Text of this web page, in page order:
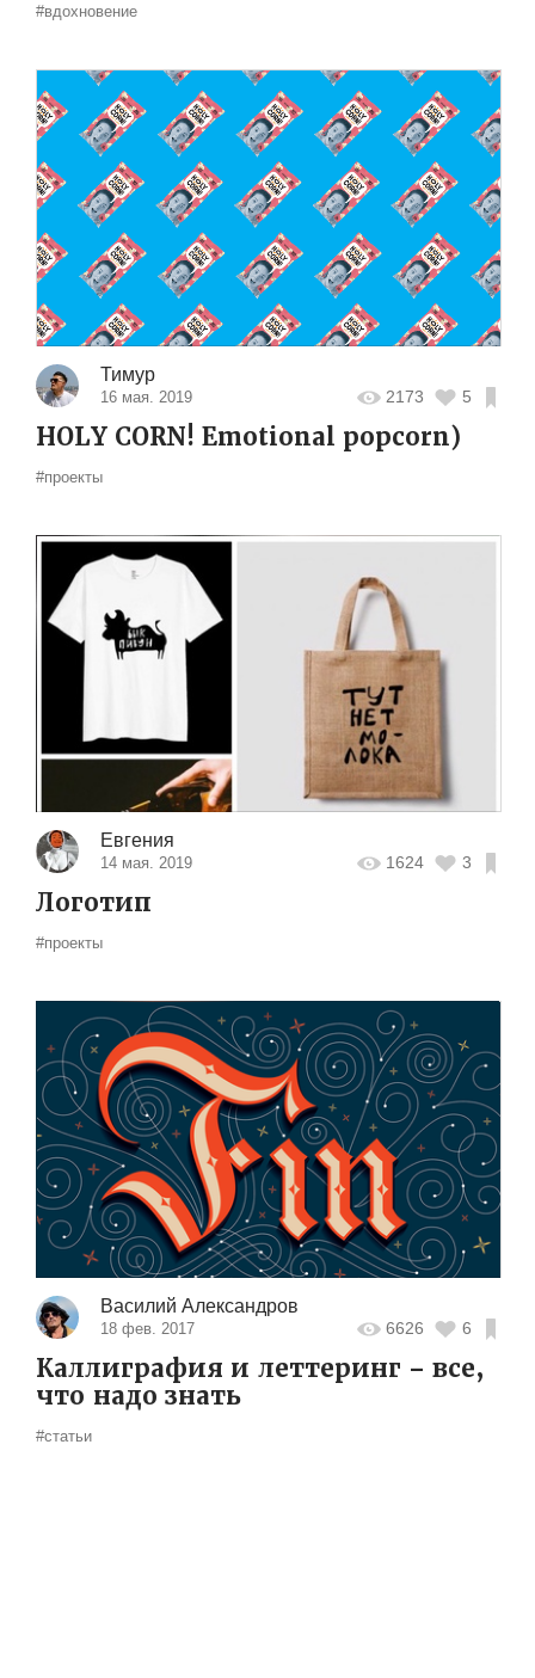
#вдохновение
Тимур
16 мая. 2019 2173 5
HOLY CORN! Emotional popcorn)
#проекты
Евгения
14 мая. 2019 1624 3
Логотип
#проекты
Василий Александров
18 фев. 2017 6626 6
Каллиграфия и леттеринг – все,
что надо знать
#статьи